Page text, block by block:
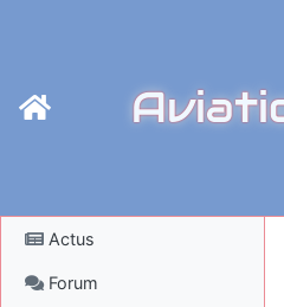
Actus
Forum